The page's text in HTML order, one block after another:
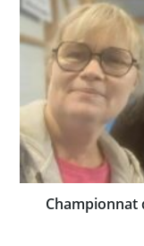
Championnat